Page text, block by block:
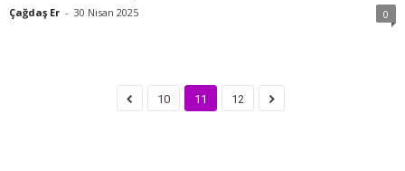
Çağdaş Er - 30 Nisan 2025 0
10 11 12